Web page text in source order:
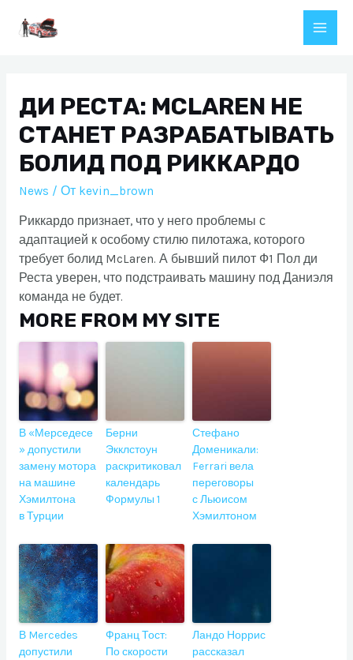
Main
ДИ РЕСТА: MCLAREN НЕ
СТАНЕТ РАЗРАБАТЫВАТЬ
БОЛИД ПОД РИККАРДО
News / От kevin_brown
Риккардо признает, что у него проблемы с
адаптацией к особому стилю пилотажа, которого
требует болид McLaren. А бывший пилот Ф1 Пол ди
Реста уверен, что подстраивать машину под Даниэля
команда не будет.
MORE FROM MY SITE
В «Мерседесе
» допустили
замену мотора
на машине
Хэмилтона
в Турции
Берни
Экклстоун
раскритиковал
календарь
Формулы 1
Стефано
Доменикали:
Ferrari вела
переговоры
с Льюисом
Хэмилтоном
В Mercedes
допустили
Франц Тост:
По скорости
Ландо Норрис
рассказал